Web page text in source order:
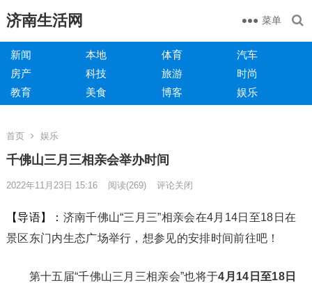
济南生活网 菜单
新闻 本地 体育
汽车
房产
科技 旅游
时尚
教育
美食 博客 娱乐
首页 娱乐
千佛山三月三相亲会举办时间
2022年11月23日 15:16 阅读(269) 评论关闭
【导语】： 济南千佛山“三月三”相亲会在4月14日至18日在
景区东门内生态广场举行，想参见的安排时间前往吧！
第十五届“千佛山三月三相亲会”也将于4月14日至18日